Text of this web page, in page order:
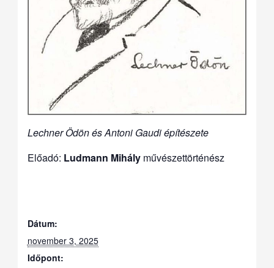
Lechner Ödön és Antoni Gaudi építészete
Előadó: Ludmann Mihály művészettörténész
Dátum:
november 3, 2025
Időpont: